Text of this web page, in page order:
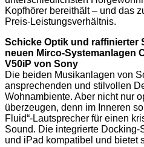
Kopfhörer bereithält – und das
Preis-Leistungsverhältnis.
Schicke Optik und raffinierter
neuen Mirco-Systemanlagen
V50iP von Sony
Die beiden Musikanlagen von
ansprechenden und stilvollen
Wohnambiente. Aber nicht nur
überzeugen, denn im Inneren
Fluid“-Lautsprecher für einen
Sound. Die integrierte Docking-
und iPad kompatibel und bietet